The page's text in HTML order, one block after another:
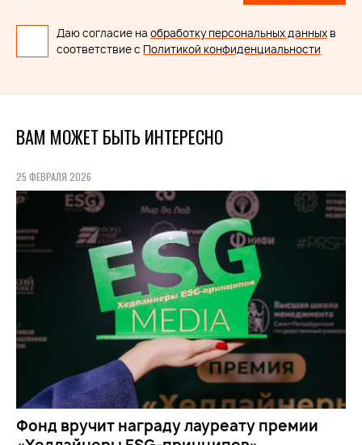
Даю согласие на обработку персональных данных в
соответствие с Политикой конфиденциальности
ВАМ МОЖЕТ БЫТЬ ИНТЕРЕСНО
25 ФЕВРАЛЯ 2026
Фонд вручит награду лауреату премии